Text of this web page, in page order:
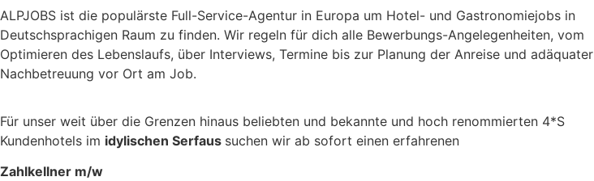
ALPJOBS ist die populärste Full-Service-Agentur in Europa um Hotel- und Gastronomiejobs in
Deutschsprachigen Raum zu finden. Wir regeln für dich alle Bewerbungs-Angelegenheiten, vom
Optimieren des Lebenslaufs, über Interviews, Termine bis zur Planung der Anreise und adäquater
Nachbetreuung vor Ort am Job.
Für unser weit über die Grenzen hinaus beliebten und bekannte und hoch renommierten 4*S
Kundenhotels im idylischen Serfaus suchen wir ab sofort einen erfahrenen
Zahlkellner m/w